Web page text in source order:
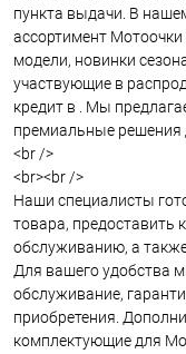
пункта выдачи. В
ассортимент
модели, новинки
участвующие в
кредит в . Мы
премиальные решения
<br />
<br><br />
Наши специалисты
товара, предоставить
обслуживанию, а
Для вашего удобства
обслуживание,
приобретения.
комплектующие для